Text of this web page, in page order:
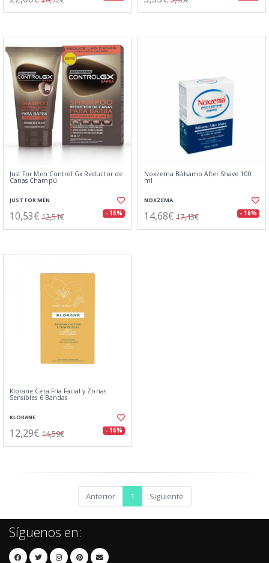
Just For Men Control Gx Reductor de
Canas Champú
JUST FOR MEN
10,53€ 12,51€ - 16%
Noxzema Bálsamo After Shave 100
ml
NOXZEMA
14,68€ 17,43€ - 16%
Klorane Cera Fría Facial y Zonas
Sensibles 6 Bandas
KLORANE
12,29€ 14,59€ - 16%
Anterior 1 Siguiente
Síguenos en: